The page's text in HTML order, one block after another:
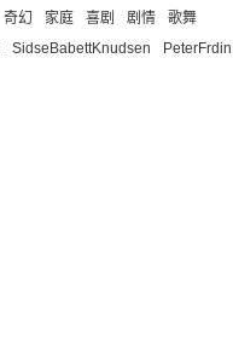
奇幻 家庭 喜剧 剧情
歌舞
SidseBabettKnudsen PeterFrdin